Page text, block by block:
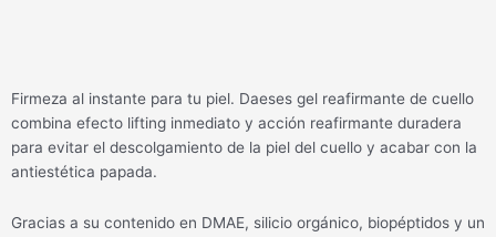
Firmeza al instante para tu piel. Daeses gel reafirmante de cuello
combina efecto lifting inmediato y acción reafirmante duradera
para evitar el descolgamiento de la piel del cuello y acabar con la
antiestética papada.
Gracias a su contenido en DMAE, silicio orgánico, biopéptidos y un